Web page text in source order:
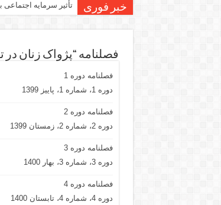
خبر فوری تأثیر سرمایه اجتماعی
فصلنامه “پژواک زنان در
فصلنامه دوره 1
دوره 1، شماره 1، پاییز 1399
فصلنامه دوره 2
دوره 2، شماره 2، زمستان 1399
فصلنامه دوره 3
دوره 3، شماره 3، بهار 1400
فصلنامه دوره 4
دوره 4، شماره 4، تابستان 1400